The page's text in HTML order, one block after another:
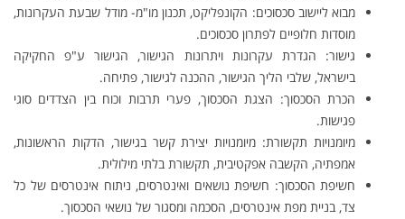
מבוא ליישוב סכסוכים: הקונפליקט, תכנון מו"מ- מודל שבעת העקרונות,
מוסדות חלופיים לפתרון סכסוכים.
גישור: הגדרת עקרונות ויתרונות הגישור, הגישור ע"פ החקיקה
בישראל, שלבי הליך הגישור, ההכנה לגישור, פתיחה.
הכרת הסכסוך: הצגת הסכסוך, פערי תרבות וכוח בין הצדדים סוגי
פגישות.
מיומנויות תקשורת: מיומנויות יצירת קשר בגישור, הדקות הראשונות,
אמפתיה, הקשבה אפקטיבית, תקשורת בלתי מילולית.
חשיפת הסכסוך: חשיפת נושאים ואינטרסים, ניתוח אינטרסים של כל
צד, בניית מפת אינטרסים, הסכמה ומסגור של נושאי הסכסוך.